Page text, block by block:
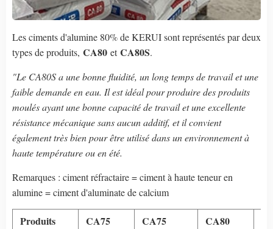
Les ciments d'alumine 80% de KERUI sont représentés par deux
types de produits, CA80 etCA80S.
"Le CA80S a une bonne fluidité, un long temps de travail et une
faible demande en eau. Il est idéal pour produire des produits
moulés ayant une bonne capacité de travail et une excellente
résistance mécanique sans aucun additif, et il convient
également très bien pour être utilisé dans un environnement à
haute température ou en été.
Remarques : ciment réfractaire = ciment à haute teneur en
alumine = ciment d'aluminate de calcium
Produits CA75 CA75 CA80